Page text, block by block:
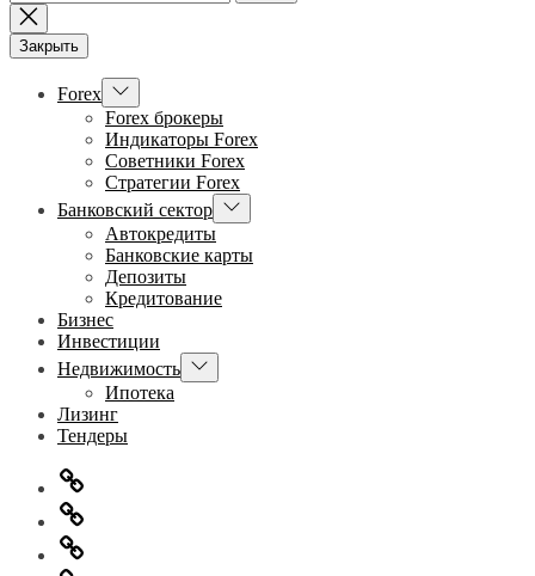
Закрыть
Forex Показывать
подменю
Forex брокеры
Индикаторы Forex
Советники Forex
Стратегии Forex
Банковский сектор Показывать
подменю
Автокредиты
Банковские карты
Депозиты
Кредитование
Бизнес
Инвестиции
Недвижимость Показывать
подменю
Ипотека
Лизинг
Тендеры
Главная
Информация
для
правообладателей
Обратная
связь